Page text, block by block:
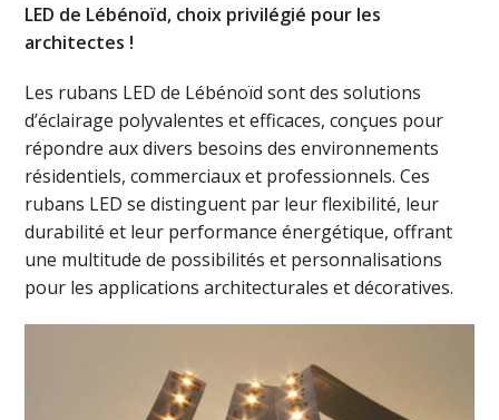
LED de Lébénoïd, choix privilégié pour les
architectes !
Les rubans LED de Lébénoïd sont des solutions
d’éclairage polyvalentes et efficaces, conçues pour
répondre aux divers besoins des environnements
résidentiels, commerciaux et professionnels. Ces
rubans LED se distinguent par leur flexibilité, leur
durabilité et leur performance énergétique, offrant
une multitude de possibilités et personnalisations
pour les applications architecturales et décoratives.